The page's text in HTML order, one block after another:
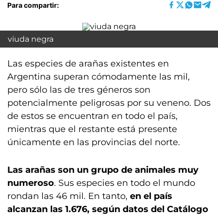
Para compartir:
viuda negra
Las especies de arañas existentes en
Argentina superan cómodamente las mil,
pero sólo las de tres géneros son
potencialmente peligrosas por su veneno. Dos
de estos se encuentran en todo el país,
mientras que el restante está presente
únicamente en las provincias del norte.
Las arañas son un grupo de animales muy
numeroso. Sus especies en todo el mundo
rondan las 46 mil. En tanto, en el país
alcanzan las 1.676, según datos del Catálogo